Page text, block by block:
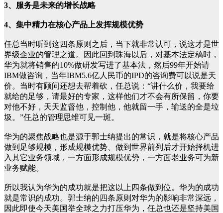
3、服务是未来的增长战略
4、集中精力在核心产品上发挥规模优势
任总当时听到这四条原则之后，当下就非常认可，说这才是世
界级企业的管理之道。因此回到珠海以后，对基本法定稿时，
华为就将销售的10%做研发写进了基本法，然后99年开始请
IBM做咨询，当年IBM5.6亿人民币的IPD的咨询费可以说是天
价。当时有顾问还想去帮着砍，任总说：“讲什么价，我要给
就给的足够，请最好的专家，这样他们才不会有所保留，你要
对他不好，天天监督他，控制他，他就留一手，输送的全是垃
圾。”任总的管理思维可见一斑。
华为的聚焦战略也是源于郭士纳提出的常识，就是将核心产品
做到足够规模，形成规模优势、做到世界前列后才开始择机进
入其它业务领域，一方面形成规模优势，一方面老业务可为新
业务赋能。
所以我认为华为的成功就是把这以上四条做到位。华为的成功
就是常识的成功。郭士纳的四条原则对华为的影响非常深远，
因此即使今天美国举全球之力打压华为，任总也还是坚持美国